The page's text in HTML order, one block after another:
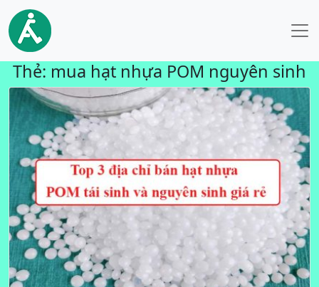
Thẻ: mua hạt nhựa POM nguyên sinh